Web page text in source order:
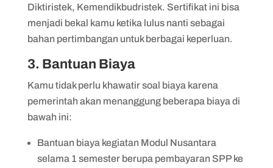
Diktiristek, Kemendikbudristek. Sertifikat ini bisa
menjadi bekal kamu ketika lulus nanti sebagai
bahan pertimbangan untuk berbagai keperluan.
3. Bantuan Biaya
Kamu tidak perlu khawatir soal biaya karena
pemerintah akan menanggung beberapa biaya di
bawah ini:
Bantuan biaya kegiatan Modul Nusantara
selama 1 semester berupa pembayaran SPP ke